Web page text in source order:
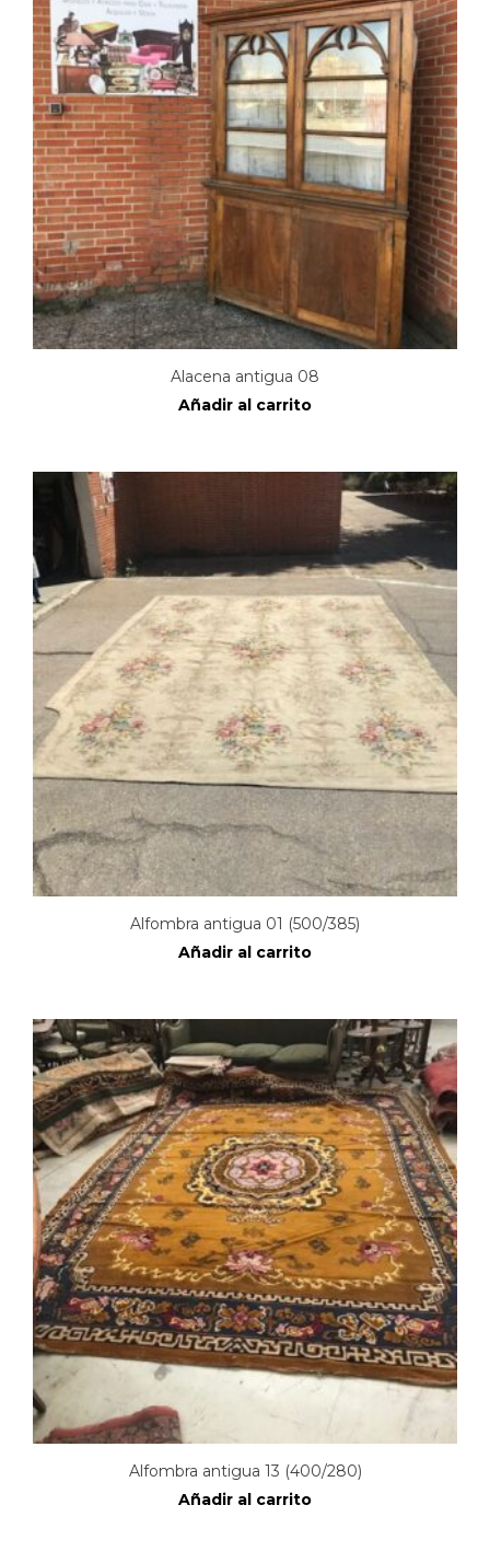
Alacena antigua 08
Añadir al carrito
Alfombra antigua 01 (500/385)
Añadir al carrito
Alfombra antigua 13 (400/280)
Añadir al carrito